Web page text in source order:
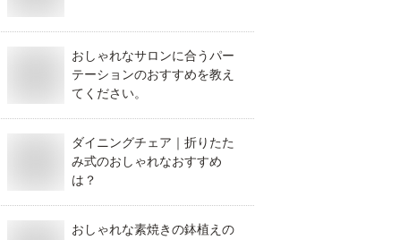
おしゃれなサロンに合うパー
テーションのおすすめを教え
てください。
ダイニングチェア｜折りたた
み式のおしゃれなおすすめ
は？
おしゃれな素焼きの鉢植えの